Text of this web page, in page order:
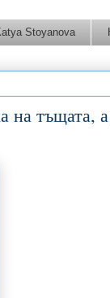
Stoyanova
на тъщата,